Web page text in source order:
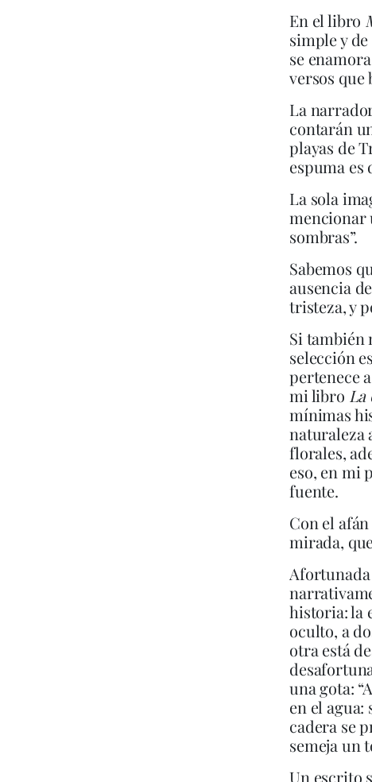
En el libro
simple y
se
versos que
La
contarán
playas de
espuma es
La sola
mencionar
sombras”.
Sabemos
ausencia
tristeza, y
Si también
selección
pertenece
mi libro
mínimas
naturaleza
florales,
eso, en mi
fuente.
Con el
mirada,
historia: la
oculto, a
otra está
una gota:
en el agua:
cadera se
semeja un
Un escrito